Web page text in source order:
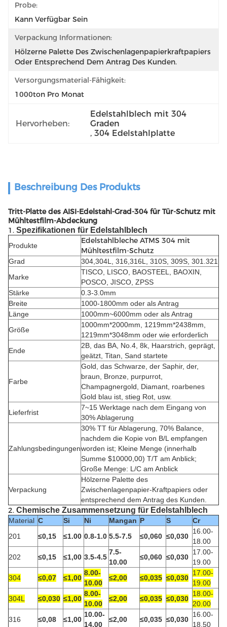
Probe:
Kann Verfügbar Sein
Verpackung Informationen:
Hölzerne Palette Des Zwischenlagenpapierkraftpapiers
Oder Entsprechend Dem Antrag Des Kunden.
Versorgungsmaterial-Fähigkeit:
1000ton Pro Monat
Hervorheben:
Edelstahlblech mit 304
Graden
, 304 Edelstahlplatte
Beschreibung Des Produkts
Tritt-Platte des AISI-Edelstahl-Grad-304 für Tür-Schutz mit
Mühltestfilm-Abdeckung
1. Spezifikationen für Edelstahlblech
Produkte
Edelstahlbleche ATMS 304 mit
Mühltestfilm-Schutz
Grad
304,304L, 316,316L, 310S, 309S, 301.321
Marke
TISCO, LISCO, BAOSTEEL, BAOXIN,
POSCO, JISCO, ZPSS
Stärke
0.3-3.0mm
Breite
1000-1800mm oder als Antrag
Länge
1000mm~6000mm oder als Antrag
Größe
1000mm*2000mm, 1219mm*2438mm,
1219mm*3048mm oder wie erforderlich
Ende
2B, das BA, No.4, 8k, Haarstrich, geprägt,
geätzt, Titan, Sand startete
Farbe
Gold, das Schwarze, der Saphir, der,
braun, Bronze, purpurrot,
Champagnergold, Diamant, roarbenes
Gold blau ist, stieg Rot, usw.
Lieferfrist
7~15 Werktage nach dem Eingang von
30% Ablagerung
Zahlungsbedingungen
30% TT für Ablagerung, 70% Balance,
nachdem die Kopie von B/L empfangen
worden ist; Kleine Menge (innerhalb
Summe $10000,00) T/T am Anblick;
Große Menge: L/C am Anblick
Verpackung
Hölzerne Palette des
Zwischenlagenpapier-Kraftpapiers oder
entsprechend dem Antrag des Kunden.
2. Chemische Zusammensetzung für Edelstahlblech
Material C Si Ni Mangan P S
Cr
201
≤0,15 ≤1.00 0.8-1.0 5.5-7.5 ≤0,060 ≤0,030
16.00-
18.00
202
≤0,15 ≤1,00 3.5-4.5
7.5-
10.00
≤0,060 ≤0,030
17.00-
19.00
304
≤0,07 ≤1,00
8.00-
10.00
≤2,00 ≤0,035 ≤0,030
17.00-
19.00
304L
≤0,030 ≤1,00
8.00-
10.00
≤2,00 ≤0,035 ≤0,030
18.00-
20.00
316
≤0,08 ≤1,00
10.00-
14.00
≤2,00 ≤0,035 ≤0,030
16.00-
18.50